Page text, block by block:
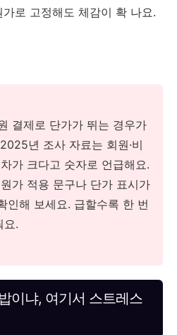
로 고정해도 체감이 확 나요.
결제로 단가가 뛰는 경우가
년 조사 자료는 회원·비
가 크다고 숫자로 언급해요.
가 적용 문구나 단가 표시가
인해 보세요. 급할수록 한 번
요.
이냐, 여기서 스트레스